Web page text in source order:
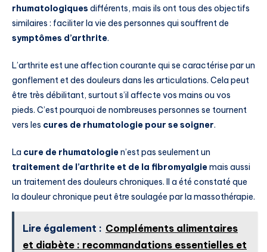
rhumatologiques différents, mais ils ont tous des objectifs
similaires : faciliter la vie des personnes qui souffrent de
symptômes d’arthrite.
L’arthrite est une affection courante qui se caractérise par un
gonflement et des douleurs dans les articulations. Cela peut
être très débilitant, surtout s’il affecte vos mains ou vos
pieds. C’est pourquoi de nombreuses personnes se tournent
vers les cures de rhumatologie pour se soigner.
La cure de rhumatologien’est pas seulement un
traitement de l’arthrite et de la fibromyalgiemais aussi
un traitement des douleurs chroniques. Il a été constaté que
la douleur chronique peut être soulagée par la massothérapie.
Lire également : Compléments alimentaires
et diabète : recommandations essentielles et